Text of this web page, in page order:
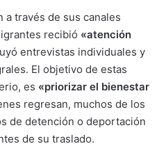
través de sus canales
recibió «atención
entrevistas individuales y
El objetivo de estas
es «priorizar el bienestar
regresan, muchos de los
de detención o deportación
de su traslado.